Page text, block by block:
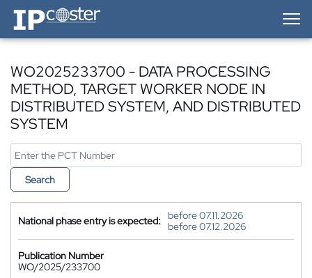
IP-Coster — Home
WO2025233700 - DATA PROCESSING
METHOD, TARGET WORKER NODE IN
DISTRIBUTED SYSTEM, AND DISTRIBUTED
SYSTEM
Search
National phase entry is expected:
before 07.11.2026
before 07.12.2026
Publication Number
WO/2025/233700